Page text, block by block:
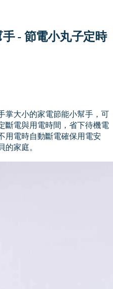
- 節電小丸子定時
掌大小的家電節能小幫手，可
斷電與用電時間，省下待機電
用電時自動斷電確保用電安
的家庭。